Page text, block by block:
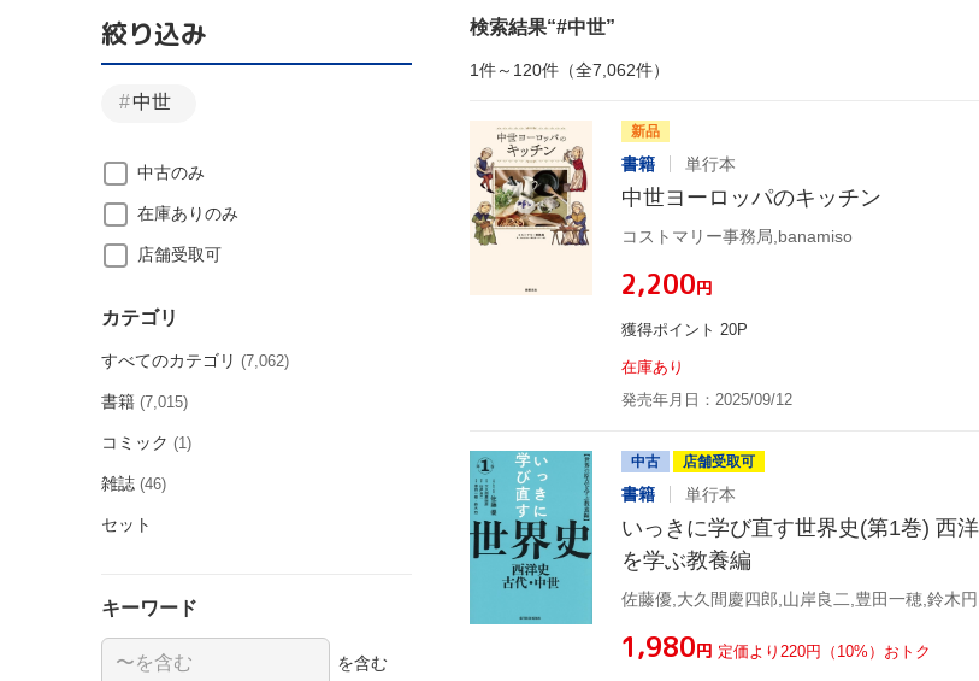
検索結果 #中世
1件～120件（全7,062件）
新品
書籍 単行本
中世ヨーロッパのキッチン
コストマリー事務局,banamiso
¥2,200円
獲得ポイント 20P
在庫あり
発売年月日：2025/09/12
中古 店舗受取可
書籍 単行本
いっきに学び直す世界史(第1巻) 西
を学ぶ教養編
佐藤優,大久間慶四郎,山岸良二,豊田一穂,鈴木円
¥1,980円 定価より220円（10%）おトク
絞り込み
中世
中古のみ
在庫ありのみ
店舗受取可
カテゴリ
すべてのカテゴリ (7,062)
書籍 (7,015)
コミック (1)
雑誌 (46)
セット
キーワード
を含む